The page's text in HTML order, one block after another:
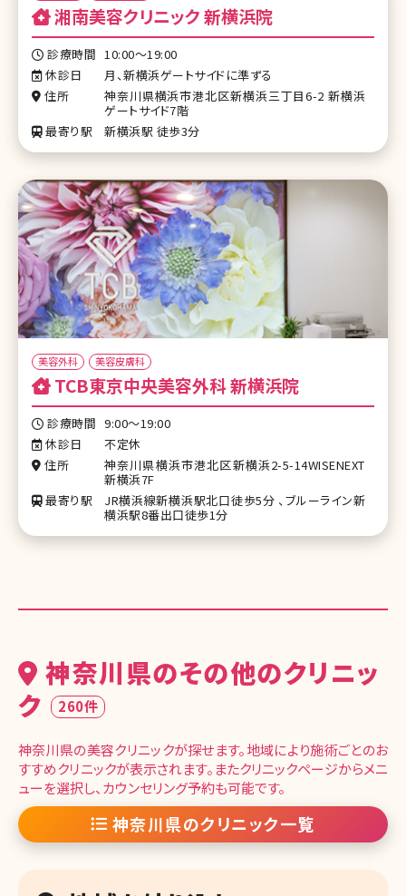
湘南美容クリニック 新横浜院
診療時間 10:00～19:00
休診日
月、新横浜ゲートサイドに準ずる
住所
神奈川県横浜市港北区新横浜三丁目6-2 新横浜
ゲートサイド7階
最寄り駅
新横浜駅 徒歩3分
美容外科 美容皮膚科
TCB東京中央美容外科 新横浜院
診療時間 9:00～19:00
休診日
不定休
住所
神奈川県横浜市港北区新横浜2-5-14WISENEXT
新横浜7F
最寄り駅
JR横浜線新横浜駅北口徒歩5分 、ブルーライン新
横浜駅8番出口徒歩1分
神奈川県のその他のクリニッ
ク
260件
神奈川県の美容クリニックが探せます。地域により施術ごとのお
すすめクリニックが表示されます。またクリニックページからメニ
ューを選択し、カウンセリング予約も可能です。
神奈川県のクリニック一覧